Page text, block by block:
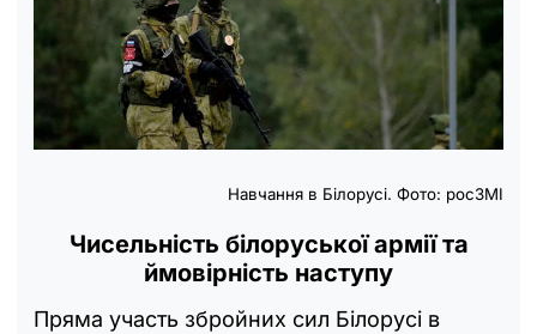
Навчання в Білорусі. Фото: росЗМІ
Чисельність білоруської армії та
ймовірність наступу
Пряма участь збройних сил Білорусі в